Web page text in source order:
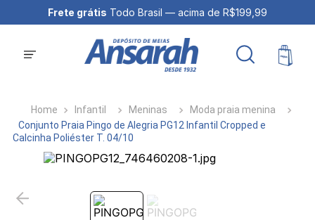
Frete grátis Todo Brasil — acima de R$199,99
Infantil Meninas
Moda praia menina
Conjunto Praia Pingo de Alegria PG12 Infantil Cropped e
Calcinha Poliéster T. 04/10